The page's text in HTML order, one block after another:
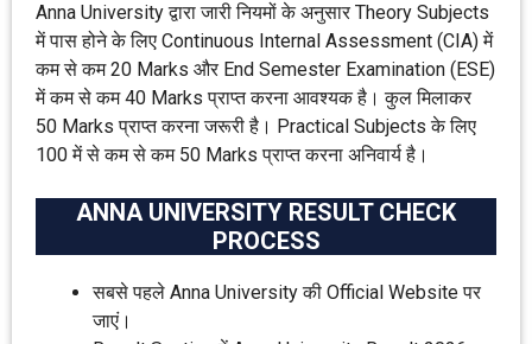
Anna University द्वारा जारी नियमों के अनुसार Theory Subjects
में पास होने के लिए Continuous Internal Assessment (CIA) में
कम से कम 20 Marks और End Semester Examination (ESE)
में कम से कम 40 Marks प्राप्त करना आवश्यक है। कुल मिलाकर
50 Marks प्राप्त करना जरूरी है। Practical Subjects के लिए
100 में से कम से कम 50 Marks प्राप्त करना अनिवार्य है।
ANNA UNIVERSITY RESULT CHECK
PROCESS
सबसे पहले Anna University की Official Website पर
जाएं।